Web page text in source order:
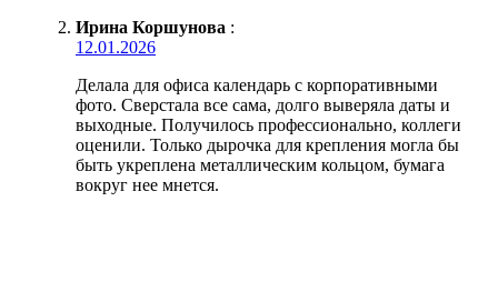
Ирина Коршунова :
12.01.2026
Делала для офиса календарь с корпоративными
фото. Сверстала все сама, долго выверяла даты и
выходные. Получилось профессионально, коллеги
оценили. Только дырочка для крепления могла бы
быть укреплена металлическим кольцом, бумага
вокруг нее мнется.